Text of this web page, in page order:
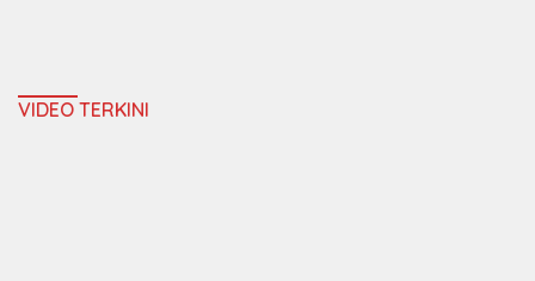
VIDEO TERKINI